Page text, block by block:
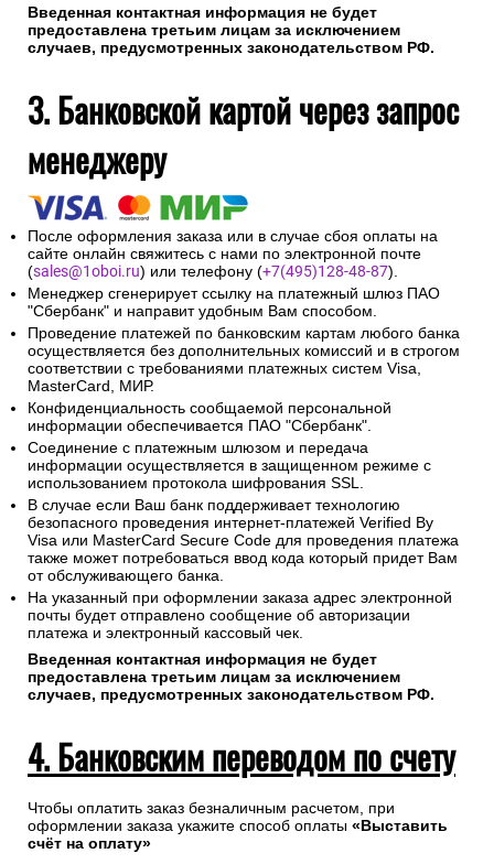
Введенная контактная информация не будет
предоставлена третьим лицам за исключением
случаев, предусмотренных законодательством РФ.
3. Банковской картой через запрос
менеджеру
После оформления заказа или в случае сбоя оплаты на
сайте онлайн свяжитесь с нами по электронной почте
(sales@1oboi.ru) или телефону (+7(495)128-48-87).
Менеджер сгенерирует ссылку на платежный шлюз ПАО
"Сбербанк" и направит удобным Вам способом.
Проведение платежей по банковским картам любого банка
осуществляется без дополнительных комиссий и в строгом
соответствии с требованиями платежных систем Visa,
MasterCard, МИР.
Конфиденциальность сообщаемой персональной
информации обеспечивается ПАО "Сбербанк".
Соединение с платежным шлюзом и передача
информации осуществляется в защищенном режиме с
использованием протокола шифрования SSL.
В случае если Ваш банк поддерживает технологию
безопасного проведения интернет-платежей Verified By
Visa или MasterCard Secure Code для проведения платежа
также может потребоваться ввод кода который придет Вам
от обслуживающего банка.
На указанный при оформлении заказа адрес электронной
почты будет отправлено сообщение об авторизации
платежа и электронный кассовый чек.
Введенная контактная информация не будет
предоставлена третьим лицам за исключением
случаев, предусмотренных законодательством РФ.
4. Банковским переводом по счету
Чтобы оплатить заказ безналичным расчетом, при
оформлении заказа укажите способ оплаты «Выставить
счёт на оплату»